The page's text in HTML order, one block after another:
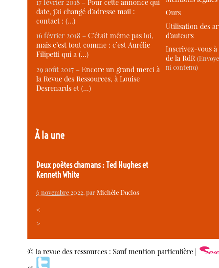
17 février 2018 –Pour cette annonce qui
date, j’ai changé d’adresse mail :
contact : (…)
16 février 2018 –C’était même pas lui,
mais c’est tout comme : c’est Aurélie
Filipetti qui a (…)
29 août 2017 –Encore un grand merci à
la Revue des Ressources, à Louise
Desrenards et (…)
À la une
Deux poètes chamans : Ted Hughes et
Kenneth White
6 novembre 2022, parMichèle Duclos
<
>
Ours
Utilisation des
d’auteurs
Inscrivez-vous
de la RdR
ni contenu)
© la revue des ressources : Sauf mention particulière |